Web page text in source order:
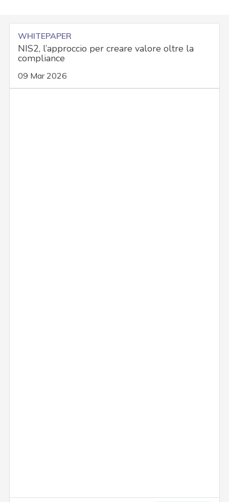
WHITEPAPER
NIS2, l’approccio per creare valore oltre la
compliance
09 Mar 2026